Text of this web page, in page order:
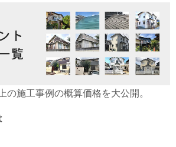
の施工事例の概算価格を大公開。